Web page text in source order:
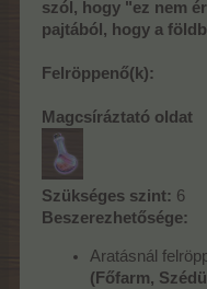
szól, hogy "ez nem
pajtából, hogy a
Felröppenő(k):
Magcsíráztató oldat
Szükséges szint: 6
Beszerezhetősége:
Aratásnál
(Főfarm,